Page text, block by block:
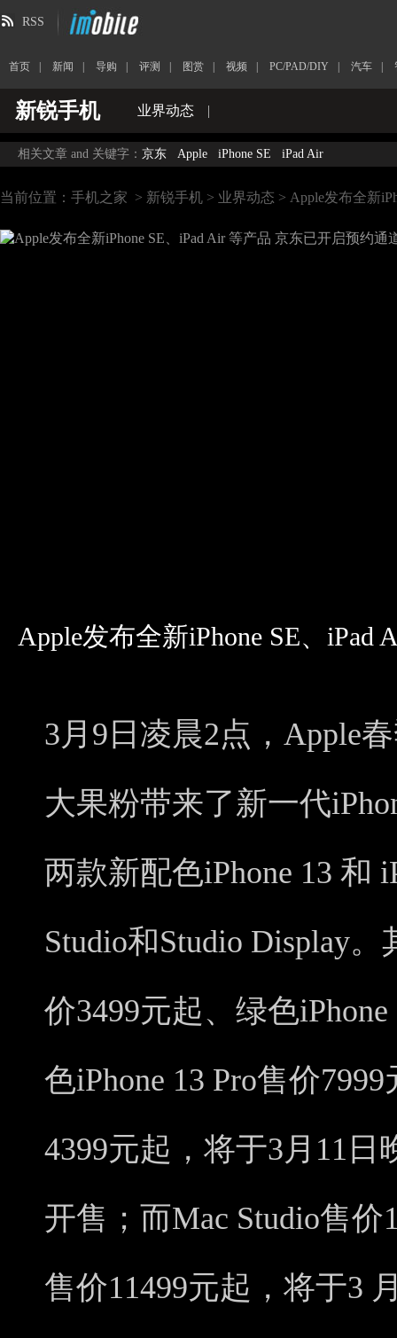
RSS
首页 新闻 导购 评测 图赏 视频 PC/PAD/DIY 汽车
新锐手机 业界动态 |
相关文章 and 关键字： 京东 Apple iPhone SE iPad Air
当前位置： 手机之家 > 新锐手机 > 业界动态 > Apple发布全新
Apple发布全新iPhone SE、
3月9日凌晨2点，Apple
大果粉带来了新一代
两款新配色iPhone 13 和
Studio和Studio Display
价3499元起、绿色
色iPhone 13 Pro售价
4399元起，将于3月11日
开售；而Mac Studio售价
售价11499元起，将于3